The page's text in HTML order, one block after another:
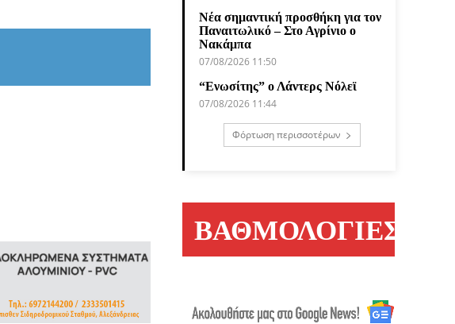
Νέα σημαντική προσθήκη για τον
Παναιτωλικό – Στο Αγρίνιο ο
Νακάμπα
07/08/2026 11:50
“Ενωσίτης” ο Λάντερς Νόλεϊ
07/08/2026 11:44
Φόρτωση περισσοτέρων
ΒΑΘΜΟΛΟΓΙΕΣ